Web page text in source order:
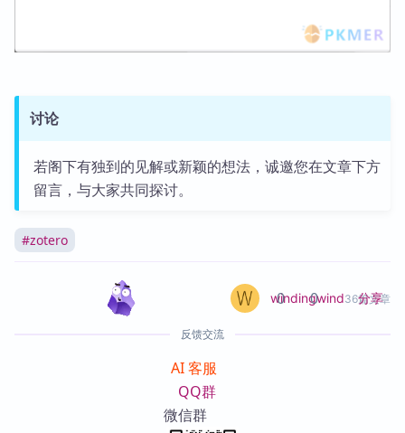
讨论
若阁下有独到的见解或新颖的想法，诚邀您在文章下方
留言，与大家共同探讨。
#zotero
windingwind36篇文章
0 0 分享
反馈交流
AI 客服
QQ群
微信群